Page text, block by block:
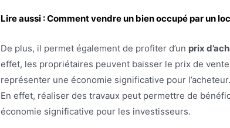
Lire aussi : Comment vendre un bien occupé par un
De plus, il permet également de profiter d’un prix
effet, les propriétaires peuvent baisser le prix de
représenter une économie significative pour
En effet, réaliser des travaux peut permettre de
économie significative pour les investisseurs.